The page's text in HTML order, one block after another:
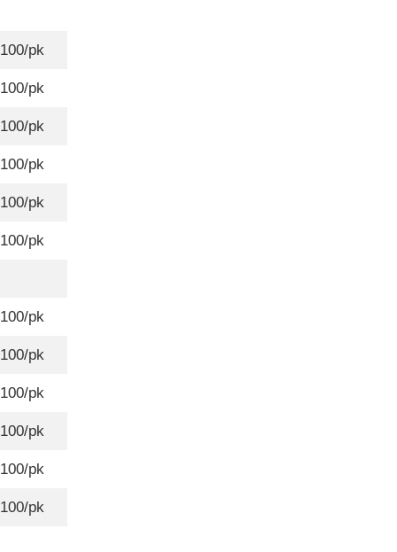
100/pk
100/pk
100/pk
100/pk
100/pk
100/pk
100/pk
100/pk
100/pk
100/pk
100/pk
100/pk